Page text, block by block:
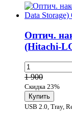
Оптич.
(Hitachi-
1 900
Скидка 23%
USB 2.0, Tray,